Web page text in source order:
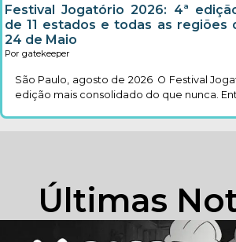
Festival Jogatório 2026: 4ª
de 11 estados e todas as regiões
24 de Maio
Por gatekeeper
São Paulo, agosto de 2026 O Festival
edição mais consolidado do que nunca.
Últimas